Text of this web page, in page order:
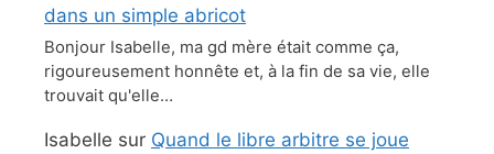
dans un simple abricot
Bonjour Isabelle, ma gd mère était comme ça,
rigoureusement honnête et, à la fin de sa vie, elle
trouvait qu'elle…
Isabelle sur Quand le libre arbitre se joue